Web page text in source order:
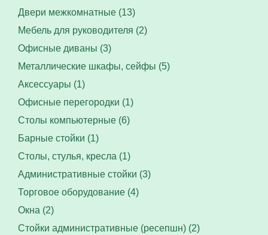
Двери межкомнатные (13)
Мебель для руководителя (2)
Офисные диваны (3)
Металлические шкафы, сейфы (5)
Аксессуары (1)
Офисные перегородки (1)
Столы компьютерные (6)
Барные стойки (1)
Столы, стулья, кресла (1)
Административные стойки (3)
Торговое оборудование (4)
Окна (2)
Стойки административные (ресепшн) (2)